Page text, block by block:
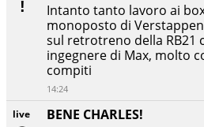
live
BENE CHARLES!
Intanto tanto lavoro ai
monoposto di
sul retrotreno della RB21
ingegnere di Max, molto
compiti
14:24